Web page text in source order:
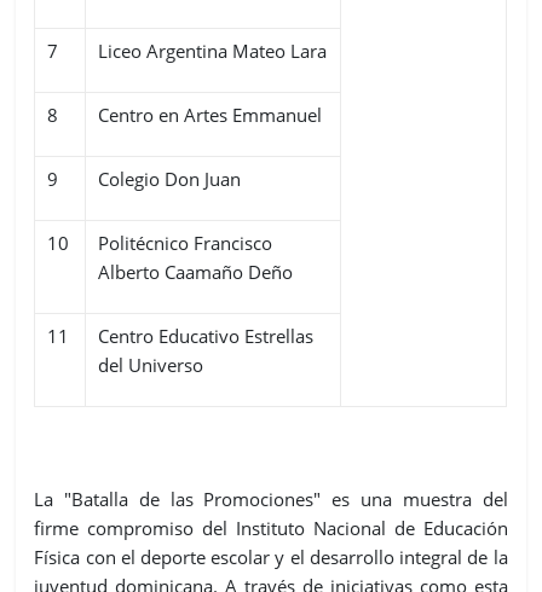
7 Liceo Argentina Mateo Lara
8 Centro en Artes Emmanuel
9 Colegio Don Juan
10
Politécnico Francisco
Alberto Caamaño Deño
11
Centro Educativo Estrellas
del Universo
La "Batalla de las Promociones" es una muestra del
firme compromiso del Instituto Nacional de Educación
Física con el deporte escolar y el desarrollo integral de la
juventud dominicana. A través de iniciativas como esta